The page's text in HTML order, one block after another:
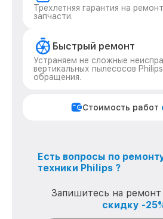
Трехлетняя гарантия на
запчасти.
Быстрый ремонт
Устраняем не сложные
вертикальных пылесосов
обращения.
Стоимость работ
Есть вопросы по
техники Philips ?
Запишитесь на ремонт
скидку -